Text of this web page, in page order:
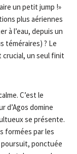
un petit jump !»
plus aériennes
à l’eau, depuis un
téméraires) ? Le
crucial, un seul finit
C’est le
d’Agos domine
se présente.
formées par les
poursuit, ponctuée